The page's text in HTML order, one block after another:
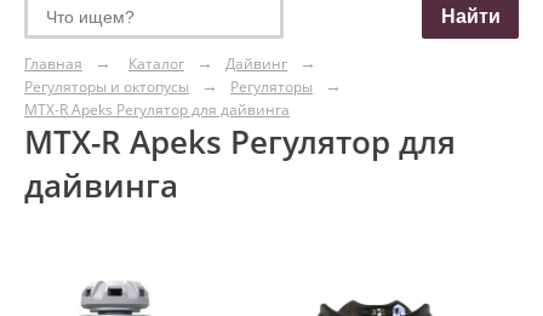
Главная Каталог
Дайвинг
Регуляторы и октопусы
Регуляторы
MTX-R Apeks Регулятор для дайвинга
MTX-R Apeks Регулятор для
дайвинга